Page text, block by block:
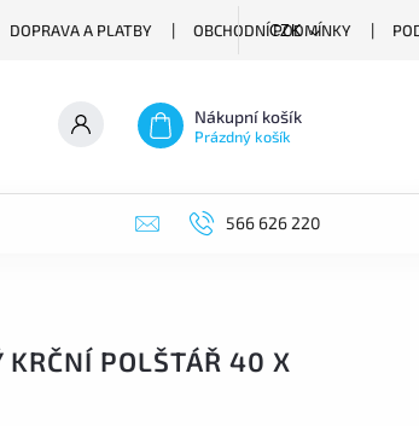
DOPRAVA A PLATBY OBCHODNÍ PODMÍNKY
CZK
Nákupní košík
Prázdný košík
566 626 220
KRČNÍ POLŠTÁŘ 40 X